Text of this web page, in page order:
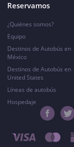
Reservamos
¿Quiénes somos?
Equipo
Destinos de Autobús en
México
Destinos de Autobús en
United States
Líneas de autobús
Hospedaje